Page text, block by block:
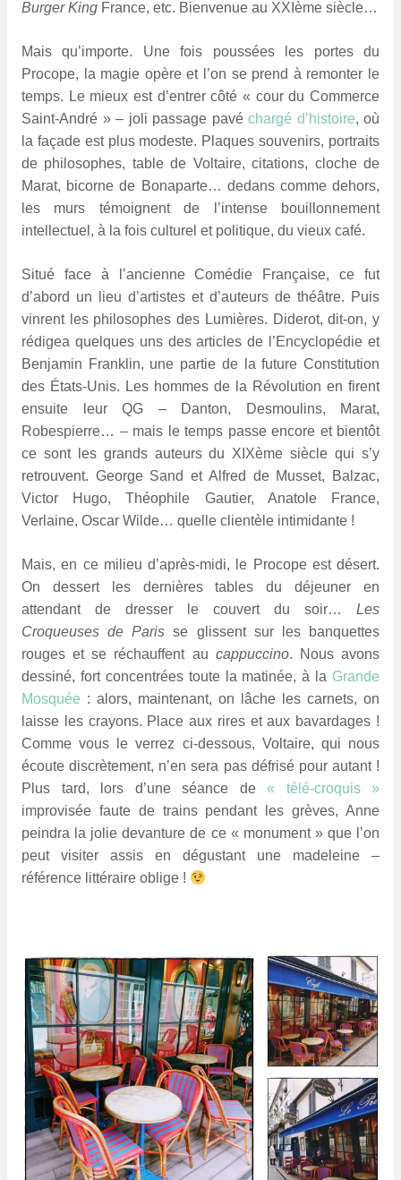
Burger King France, etc. Bienvenue au XXIème siècle…
Mais qu’importe. Une fois poussées les portes du
Procope, la magie opère et l’on se prend à remonter le
temps. Le mieux est d’entrer côté « cour du Commerce
Saint-André » – joli passage pavéchargé d’histoire, où
la façade est plus modeste. Plaques souvenirs, portraits
de philosophes, table de Voltaire, citations, cloche de
Marat, bicorne de Bonaparte… dedans comme dehors,
les murs témoignent de l’intense bouillonnement
intellectuel, à la fois culturel et politique, du vieux café.
Situé face à l’ancienne Comédie Française, ce fut
d’abord un lieu d’artistes et d’auteurs de théâtre. Puis
vinrent les philosophes des Lumières. Diderot, dit-on, y
rédigea quelques uns des articles de l’Encyclopédie et
Benjamin Franklin, une partie de la future Constitution
des États-Unis. Les hommes de la Révolution en firent
ensuite leur QG – Danton, Desmoulins, Marat,
Robespierre… – mais le temps passe encore et bientôt
ce sont les grands auteurs du XIXème siècle qui s’y
retrouvent. George Sand et Alfred de Musset, Balzac,
Victor Hugo, Théophile Gautier, Anatole France,
Verlaine, Oscar Wilde… quelle clientèle intimidante !
Mais, en ce milieu d’après-midi, le Procope est désert.
On dessert les dernières tables du déjeuner en
attendant de dresser le couvert du soir… Les
Croqueuses de Paris se glissent sur les banquettes
rouges et se réchauffent au cappuccino. Nous avons
dessiné, fort concentrées toute la matinée, à la Grande
Mosquée : alors, maintenant, on lâche les carnets, on
laisse les crayons. Place aux rires et aux bavardages !
Comme vous le verrez ci-dessous, Voltaire, qui nous
écoute discrètement, n’en sera pas défrisé pour autant !
P lus tard, lors d’une séance de « télé-croquis »
improvisée faute de trains pendant les grèves, Anne
peindra la jolie devanture de ce « monument » que l’on
peut visiter assis en dégustant une madeleine –
référence littéraire oblige !